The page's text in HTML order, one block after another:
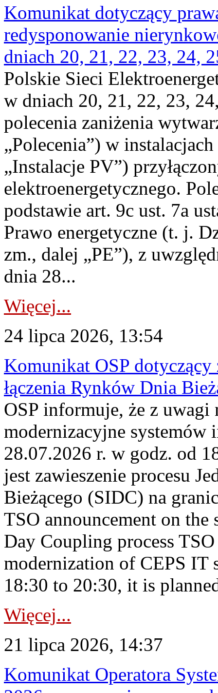
Komunikat dotyczący
redysponowanie
dniach 20, 21, 22, 23, 24,
Polskie Sieci
w dniach 20, 21, 22, 23,
polecenia zaniżenia
„Polecenia”) w
„Instalacje PV”)
elektroenergetycznego.
podstawie art. 9c ust. 7a
Prawo energetyczne (t. j.
zm., dalej „PE”), z
dnia 28...
Więcej...
24 lipca 2026, 13:54
Komunikat OSP dotyczący
łączenia Rynków Dnia
OSP informuje, że z uwagi
modernizacyjne
28.07.2026 r. w godz. od
jest zawieszenie procesu
Bieżącego (SIDC) na
TSO announcement on
Day Coupling process
modernization of CEPS IT
18:30 to 20:30, it is
Więcej...
21 lipca 2026, 14:37
Komunikat Operatora